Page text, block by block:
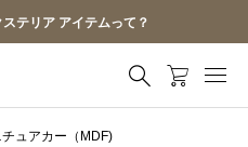
テリア アイテムって？
チュアカー（MDF)